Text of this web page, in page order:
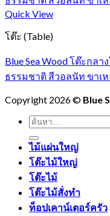
Quick View
โต๊ะ (Table)
Blue Sea Wood โต๊ะกล
ธรรมชาติ สีวอลนัท ขาเ
Copyright 2026 © Blue
ค้นหา:
ไม้แผ่นใหญ่
โต๊ะไม้ใหญ่
โต๊ะไม้
โต๊ะไม้สั่งทำ
ท็อปเคาน์เตอร์ครัว